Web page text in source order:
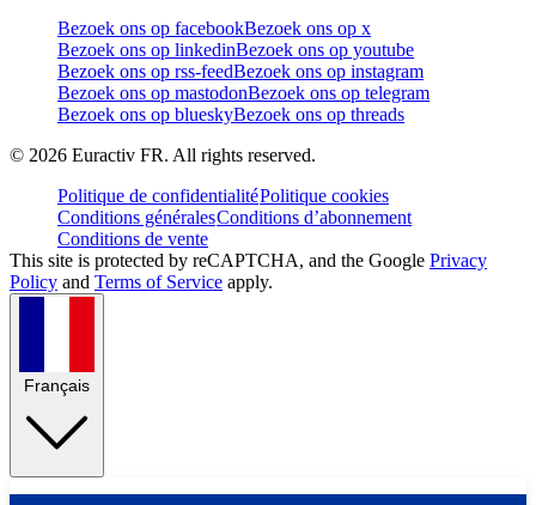
Bezoek ons op facebookBezoek ons op x
Bezoek ons op linkedinBezoek ons op youtube
Bezoek ons op rss-feedBezoek ons op instagram
Bezoek ons op mastodonBezoek ons op telegram
Bezoek ons op blueskyBezoek ons op threads
© 2026 Euractiv FR. All rights reserved.
Politique de confidentialitéPolitique cookies
Conditions généralesConditions d’abonnement
Conditions de vente
This site is protected by reCAPTCHA, and the Google Privacy
Policy and Terms of Service apply.
Français